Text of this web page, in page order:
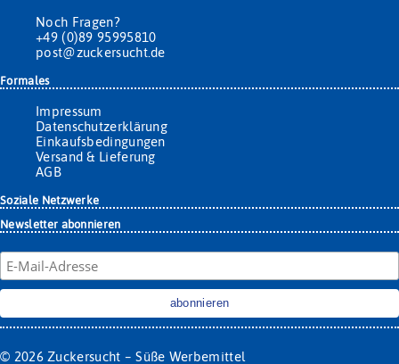
Noch Fragen?
+49 (0)89 95995810
post@zuckersucht.de
Formales
Impressum
Datenschutzerklärung
Einkaufsbedingungen
Versand & Lieferung
AGB
Soziale Netzwerke
Newsletter abonnieren
© 2026 Zuckersucht – Süße Werbemittel